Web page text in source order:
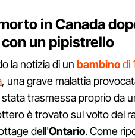
in Canada
un pipistrello
la notizia di un bambinodi
, una grave malattia
trasmessa proprio da
è trovato sul volto del
dell'Ontario. Come